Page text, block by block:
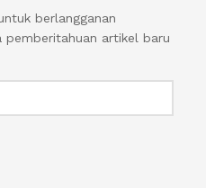
berlangganan
pemberitahuan artikel baru